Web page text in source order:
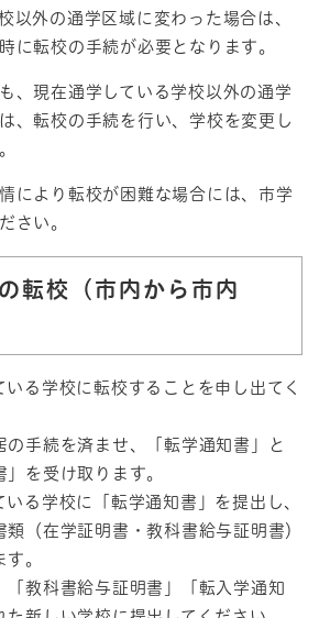
以外の通学区域に変わった場合は、
に転校の手続が必要となります。
、現在通学している学校以外の通学
、転校の手続を行い、学校を変更し
により転校が困難な場合には、市学
さい。
転校（市内から市内
いる学校に転校することを申し出てく
の手続を済ませ、「転学通知書」と
」を受け取ります。
いる学校に「転学通知書」を提出し、
類（在学証明書・教科書給与証明書）
。
「教科書給与証明書」「転入学通知